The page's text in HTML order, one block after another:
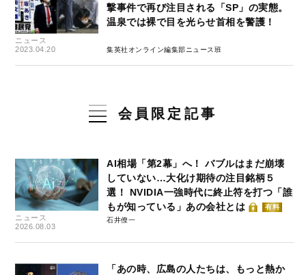
ニュース
2023.04.20
撃事件で再び注目される「SP」の実態。
温泉では裸で目を光らせ首相を警護！
集英社オンライン編集部ニュース班
会員限定記事
ニュース
2026.08.03
AI相場「第2幕」へ！ バブルはまだ崩壊
していない…大化け期待の注目銘柄５
選！ NVIDIA一強時代に終止符を打つ「誰
もが知っている」あの会社とは
有料
石井僚一
「あの時、広島の人たちは、もっと熱か